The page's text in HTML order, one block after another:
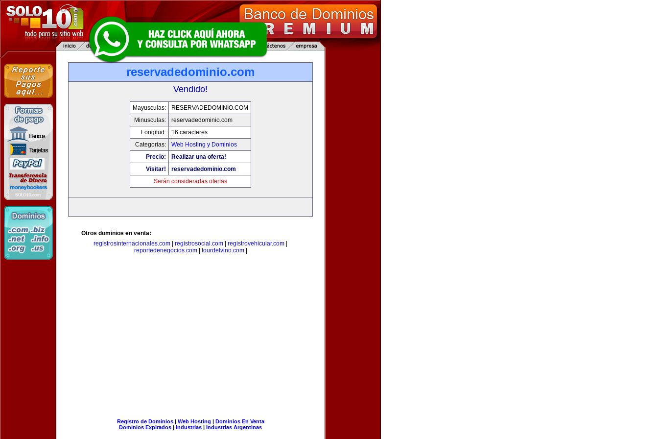
reservadedominio.com
Vendido!
Mayusculas:
RESERVADEDOMINIO.COM
Minusculas:
reservadedominio.com
Longitud:
16 caracteres
Categorias:
Web Hosting y Dominios
Precio:
Realizar una oferta!
Visitar!
reservadedominio.com
Serán consideradas ofertas
Otros dominios en venta:
registrosinternacionales.com
registrosocial.com registrovehicular.com
reportedenegocios.com| tourdelvino.com|
Registro de Dominios| Web Hosting | Dominios En Venta
Dominios Expirados | Industrias | Industrias Argentinas